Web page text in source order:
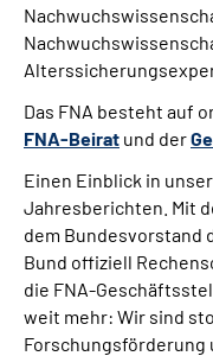
Das FNA besteht auf
FNA-Beirat und der
Einen Einblick in
Jahresberichten. Mit
dem Bundesvorstand
Bund offiziell
die FNA-
weit mehr: Wir sind
Forschungsförderung